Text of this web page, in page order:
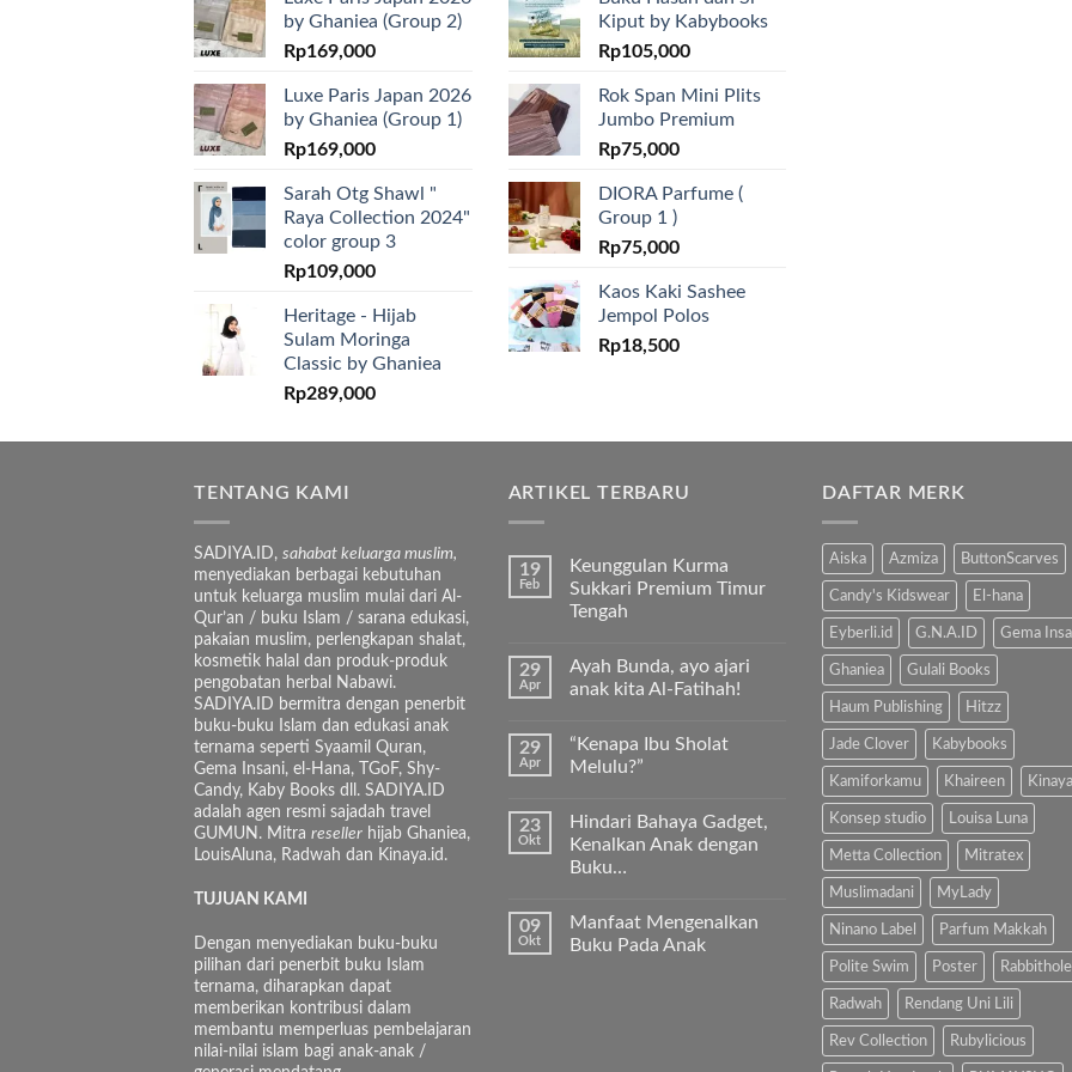
by Ghaniea (Group 2)
Rp169,000
Luxe Paris Japan 2026
by Ghaniea (Group 1)
Rp169,000
Sarah Otg Shawl "
Raya Collection 2024"
color group 3
Rp109,000
Heritage - Hijab
Sulam Moringa
Classic by Ghaniea
Rp289,000
Kiput by Kabybooks
Rp105,000
Rok Span Mini Plits
Jumbo Premium
Rp75,000
DIORA Parfume (
Group 1 )
Rp75,000
Kaos Kaki Sashee
Jempol Polos
Rp18,500
TENTANG KAMI
SADIYA.ID, sahabat keluarga muslim,
menyediakan berbagai kebutuhan
untuk keluarga muslim mulai dari Al-
Qur’an / buku Islam / sarana edukasi,
pakaian muslim, perlengkapan shalat,
kosmetik halal dan produk-produk
pengobatan herbal Nabawi.
SADIYA.ID bermitra dengan penerbit
buku-buku Islam dan edukasi anak
ternama seperti Syaamil Quran,
Gema Insani, el-Hana, TGoF, Shy-
Candy, Kaby Books dll. SADIYA.ID
adalah agen resmi sajadah travel
GUMUN. Mitra reseller hijab Ghaniea,
LouisAluna, Radwah dan Kinaya.id.
TUJUAN KAMI
Dengan menyediakan buku-buku
pilihan dari penerbit buku Islam
ternama, diharapkan dapat
memberikan kontribusi dalam
membantu memperluas pembelajaran
nilai-nilai islam bagi anak-anak /
ARTIKEL TERBARU
19
Feb
Keunggulan Kurma
Sukkari Premium Timur
Tengah
komentar
Keunggulan
Premium
Timur
Tengah
29
Apr
Ayah Bunda, ayo ajari
anak kita Al-Fatihah!
komentar
pada
Ayah
ajari
anak
kita
Al-
29
Apr
“Kenapa Ibu Sholat
Melulu?”
komentar
pada
“Kenapa
Ibu
23
Okt
Hindari Bahaya Gadget,
Kenalkan Anak dengan
Buku…
komentar
pada
Hindari
09
Okt
Manfaat Mengenalkan
Buku Pada Anak
DAFTAR MERK
Aiska Azmiza ButtonScarves
Candy's Kidswear El-hana
Eyberli.id G.N.A.ID Gema
Ghaniea Gulali Books
Haum Publishing Hitzz
Jade Clover Kabybooks
Kamiforkamu Khaireen Kinaya
Konsep studio Louisa Luna
Metta Collection Mitratex
Muslimadani MyLady
Ninano Label Parfum Makkah
Polite Swim Poster Rabbithole
Radwah Rendang Uni Lili
Rev Collection Rubylicious